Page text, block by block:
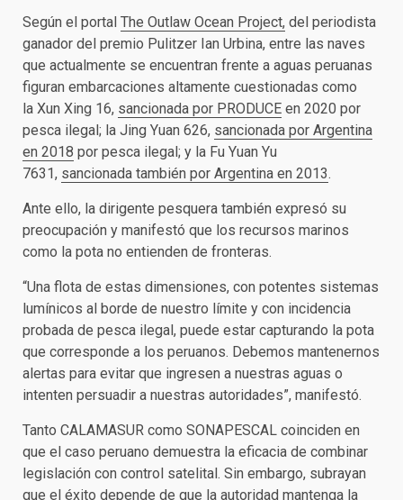
Según el portal The Outlaw Ocean Project, del periodista
ganador del premio Pulitzer Ian Urbina, entre las naves
que actualmente se encuentran frente a aguas peruanas
figuran embarcaciones altamente cuestionadas como
la Xun Xing 16, sancionada por PRODUCE en 2020 por
pesca ilegal; la Jing Yuan 626, sancionada por Argentina
en 2018 por pesca ilegal; y la Fu Yuan Yu
7631, sancionada también por Argentina en 2013.
Ante ello, la dirigente pesquera también expresó su
preocupación y manifestó que los recursos marinos
como la pota no entienden de fronteras.
“Una flota de estas dimensiones, con potentes sistemas
lumínicos al borde de nuestro límite y con incidencia
probada de pesca ilegal, puede estar capturando la pota
que corresponde a los peruanos. Debemos mantenernos
alertas para evitar que ingresen a nuestras aguas o
intenten persuadir a nuestras autoridades”, manifestó.
Tanto CALAMASUR como SONAPESCAL coinciden en
que el caso peruano demuestra la eficacia de combinar
legislación con control satelital. Sin embargo, subrayan
que el éxito depende de que la autoridad mantenga la